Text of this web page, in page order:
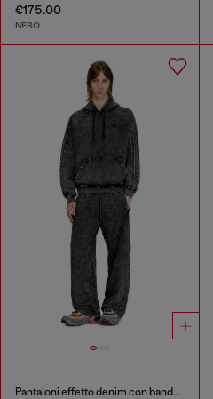
€175.00
NERO
Pantaloni effetto denim con bande laterali